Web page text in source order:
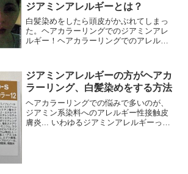
ジアミンアレルギーとは？
白髪染めをしたら頭皮がかぶれてしまっ
た。ヘアカラーリングでのジアミンアレ
ルギー！ヘアカラーリングでのアレルギ
す。◎ジアミン系染料ジ...
ジアミンアレルギーの方がヘアカ
ラーリング、白髪染めをする方法
ヘアカラーリングでの悩みで多いのが、
ジアミン系染料へのアレルギー性接触皮
膚炎... いわゆるジアミンアレルギーって